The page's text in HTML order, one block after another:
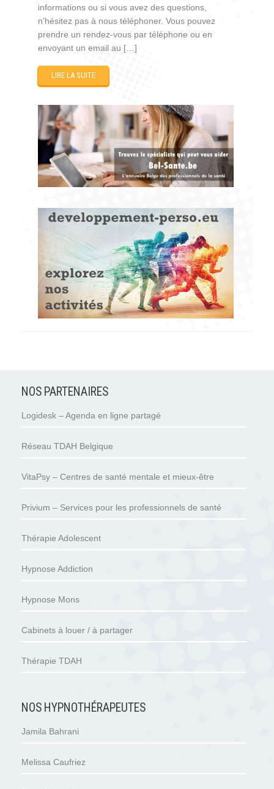
informations ou si vous avez des questions,
n’hésitez pas à nous téléphoner. Vous pouvez
prendre un rendez-vous par téléphone ou en
envoyant un email au […]
LIRE LA SUITE
NOS PARTENAIRES
Logidesk – Agenda en ligne partagé
Réseau TDAH Belgique
VitaPsy – Centres de santé mentale et mieux-être
Privium – Services pour les professionnels de santé
Thérapie Adolescent
Hypnose Addiction
Hypnose Mons
Cabinets à louer / à partager
Thérapie TDAH
NOS HYPNOTHÉRAPEUTES
Jamila Bahrani
Melissa Caufriez